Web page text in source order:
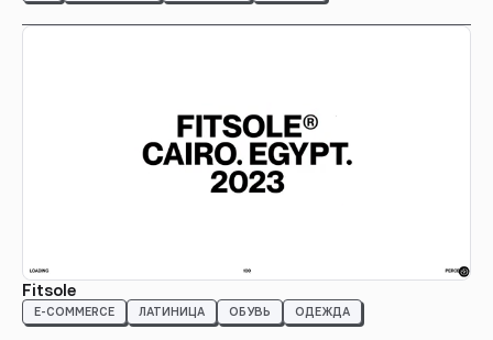
Fitsole
E-COMMERCE ЛАТИНИЦА ОБУВЬ ОДЕЖДА